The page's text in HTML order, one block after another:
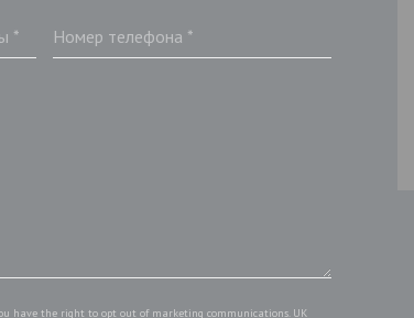
have the right to opt out of marketing communications. UK